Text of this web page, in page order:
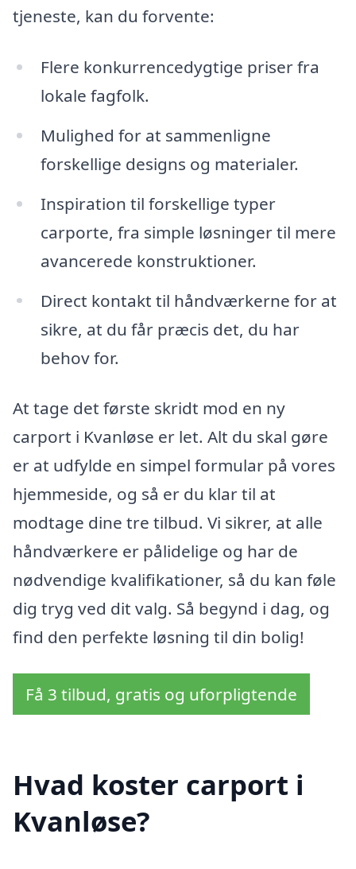
tjeneste, kan du forvente:
Flere konkurrencedygtige priser fra
lokale fagfolk.
Mulighed for at sammenligne
forskellige designs og materialer.
Inspiration til forskellige typer
carporte, fra simple løsninger til mere
avancerede konstruktioner.
Direct kontakt til håndværkerne for at
sikre, at du får præcis det, du har
behov for.
At tage det første skridt mod en ny
carport i Kvanløse er let. Alt du skal gøre
er at udfylde en simpel formular på vores
hjemmeside, og så er du klar til at
modtage dine tre tilbud. Vi sikrer, at alle
håndværkere er pålidelige og har de
nødvendige kvalifikationer, så du kan føle
dig tryg ved dit valg. Så begynd i dag, og
find den perfekte løsning til din bolig!
Få 3 tilbud, gratis og uforpligtende
Hvad koster carport i
Kvanløse?